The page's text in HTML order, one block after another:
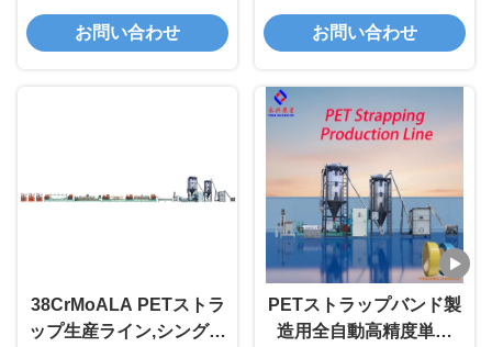
ープストラッピングマシ
ン
お問い合わせ
9mm-32mm
お問い合わせ
38CrMoALA PETストラ
ップ生産ライン,シングル
PETストラップバンド製
造用全自動高精度単軸